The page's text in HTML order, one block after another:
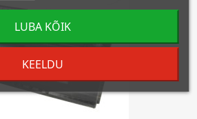
KEELDU
LUBA KÕIK